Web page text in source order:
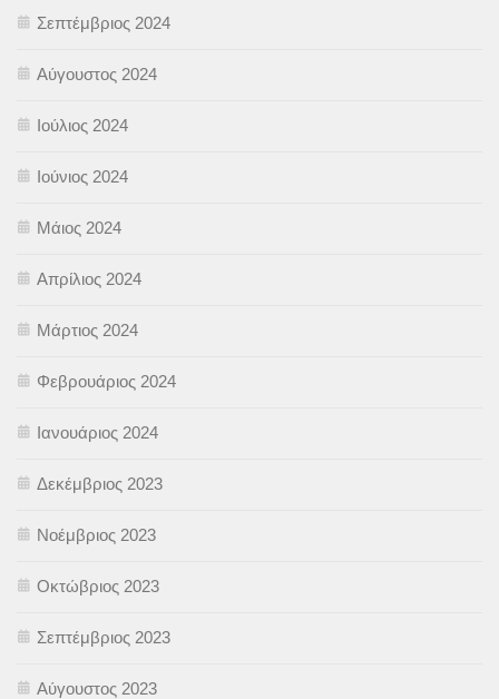
Σεπτέμβριος 2024
Αύγουστος 2024
Ιούλιος 2024
Ιούνιος 2024
Μάιος 2024
Απρίλιος 2024
Μάρτιος 2024
Φεβρουάριος 2024
Ιανουάριος 2024
Δεκέμβριος 2023
Νοέμβριος 2023
Οκτώβριος 2023
Σεπτέμβριος 2023
Αύγουστος 2023